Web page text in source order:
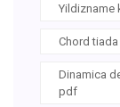
Yildizname
Chord
Dinamica
pdf